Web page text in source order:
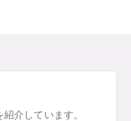
介しています。